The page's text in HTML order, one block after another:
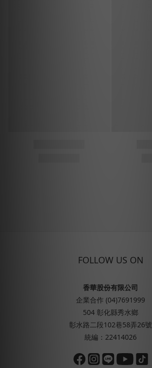
FOLLOW US ON
香華股份有限公司
企業合作 (04)7691999
504 彰化縣秀水鄉
彰水路二段102巷58弄26號
統編：22414026